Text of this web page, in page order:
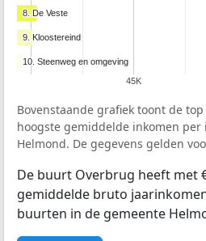
45K
8. De Veste
8. De Veste
9. Kloostereind
9. Kloostereind
10. Steenweg en omgeving
10. Steenweg en omgeving
Bovenstaande grafiek toont de
hoogste gemiddelde inkomen
Helmond. De gegevens gelden
De buurt Overbrug heeft met
gemiddelde bruto
buurten in de gemeente